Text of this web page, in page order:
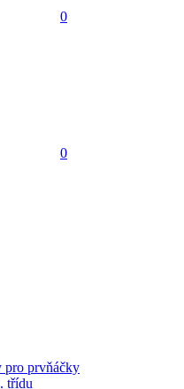
0
0
pro prvňáčky
třídu